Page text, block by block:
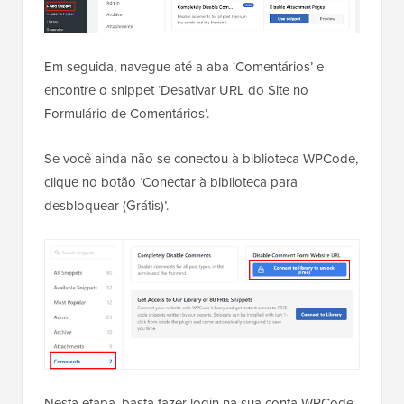
Em seguida, navegue até a aba ‘Comentários’ e
encontre o snippet ‘Desativar URL do Site no
Formulário de Comentários’.
Se você ainda não se conectou à biblioteca WPCode,
clique no botão ‘Conectar à biblioteca para
desbloquear (Grátis)’.